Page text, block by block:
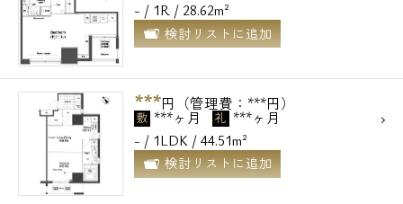
- / 1R / 28.62m²
検討リストに追加
***円（管理費：***円）
敷 ***ヶ月 礼 ***ヶ月
- / 1LDK / 44.51m²
検討リストに追加
電話でお問い合わせ